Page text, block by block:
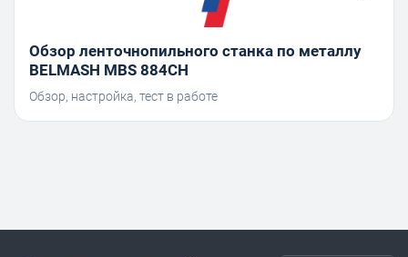
Обзор ленточнопильного станка по металлу
BELMASH MBS 884CH
Обзор, настройка, тест в работе